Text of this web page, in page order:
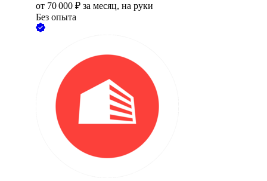
от 70 000 ₽ за месяц, на руки
Без опыта